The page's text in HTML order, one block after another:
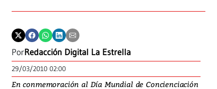
PorRedacción Digital La Estrella
29/03/2010 02:00
En conmemoración al Día Mundial de Concienciación